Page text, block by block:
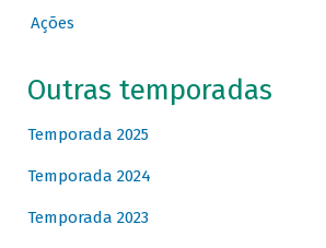
Ações
Outras temporadas
Temporada 2025
Temporada 2024
Temporada 2023